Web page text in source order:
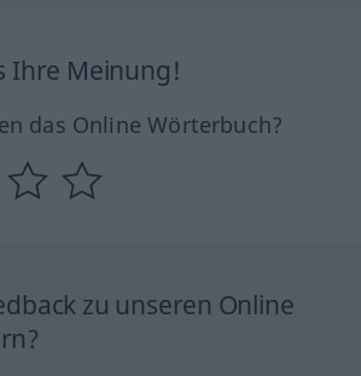
Ihre Meinung!
das Online Wörterbuch?
zu unseren Online